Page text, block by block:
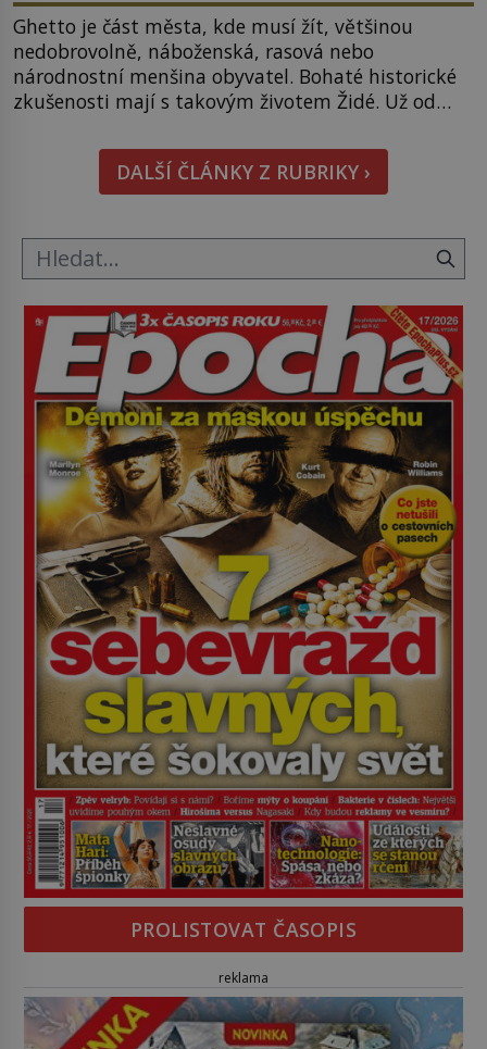
Ghetto je část města, kde musí žít, většinou
nedobrovolně, náboženská, rasová nebo
národnostní menšina obyvatel. Bohaté historické
zkušenosti mají s takovým životem Židé. Už od
nějakém žít. Mezi ty nejslavnější patří i římské
ghetto založené v roce 1555. Pokud jde o vztah
k Židům, nemá se Řím čím chlubit. […]
DALŠÍ ČLÁNKY Z RUBRIKY ›
PROLISTOVAT ČASOPIS
reklama